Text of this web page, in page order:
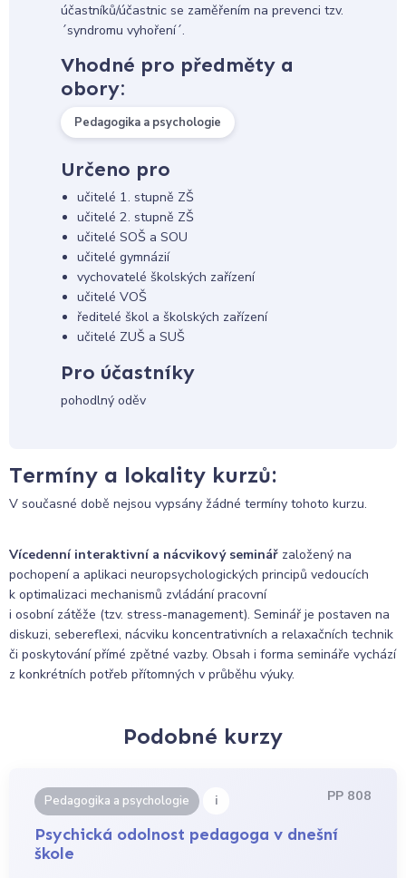
účastníků/účastnic se zaměřením na prevenci tzv.
´syndromu vyhoření´.
Vhodné pro předměty a
obory:
Pedagogika a psychologie
Určeno pro
učitelé 1. stupně ZŠ
učitelé 2. stupně ZŠ
učitelé SOŠ a SOU
učitelé gymnázií
vychovatelé školských zařízení
učitelé VOŠ
ředitelé škol a školských zařízení
učitelé ZUŠ a SUŠ
Pro účastníky
pohodlný oděv
Termíny a lokality kurzů:
V současné době nejsou vypsány žádné termíny tohoto kurzu.
Vícedenní interaktivní a nácvikový seminář založený na
pochopení a aplikaci neuropsychologických principů vedoucích
k optimalizaci mechanismů zvládání pracovní
i osobní zátěže (tzv. stress-management). Seminář je postaven na
diskuzi, sebereflexi, nácviku koncentrativních a relaxačních technik
či poskytování přímé zpětné vazby. Obsah i forma semináře vychází
z konkrétních potřeb přítomných v průběhu výuky.
Podobné kurzy
Pedagogika a psychologie i PP 808
Psychická odolnost pedagoga v dnešní
škole